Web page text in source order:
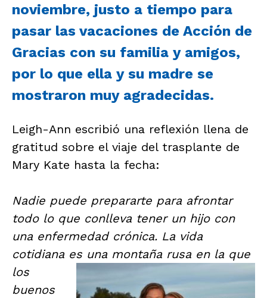
noviembre, justo a tiempo para
pasar las vacaciones de Acción de
Gracias con su familia y amigos,
por lo que ella y su madre se
mostraron muy agradecidas.
Leigh-Ann escribió una reflexión llena de
gratitud sobre el viaje del trasplante de
Mary Kate hasta la fecha:
Nadie puede prepararte para afrontar
todo lo que conlleva tener un hijo con
una enfermedad crónica. La vida
cotidiana es una montaña rusa en la que
los
buenos